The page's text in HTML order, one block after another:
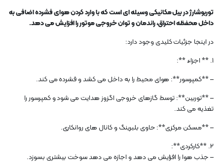
توربوشارژ در بیل مکانیکی وسیله ای است که با وارد کردن هوای فشرده اضافی به
داخل محفظه احتراق، راندمان و توان خروجی موتور را افزایش می دهد.
در اینجا جزئیات کلیدی وجود دارد:
1. ** اجزاء **:
– **کمپرسور**: هوای محیط را به داخل می کشد و فشرده می کند.
– **توربین**: توسط گازهای خروجی اگزوز هدایت می شود و کمپرسور را
تغذیه می کند.
– **مسکن مرکزی**: حاوی بلبرینگ و کانال های روانکاری.
2. **کارکردی**:
– جذب هوا را افزایش می دهد و اجازه می دهد سوخت بیشتری بسوزد.